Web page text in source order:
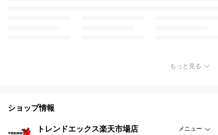
もっと見る
ショップ情報
トレンドエックス楽天市場店 メニュー